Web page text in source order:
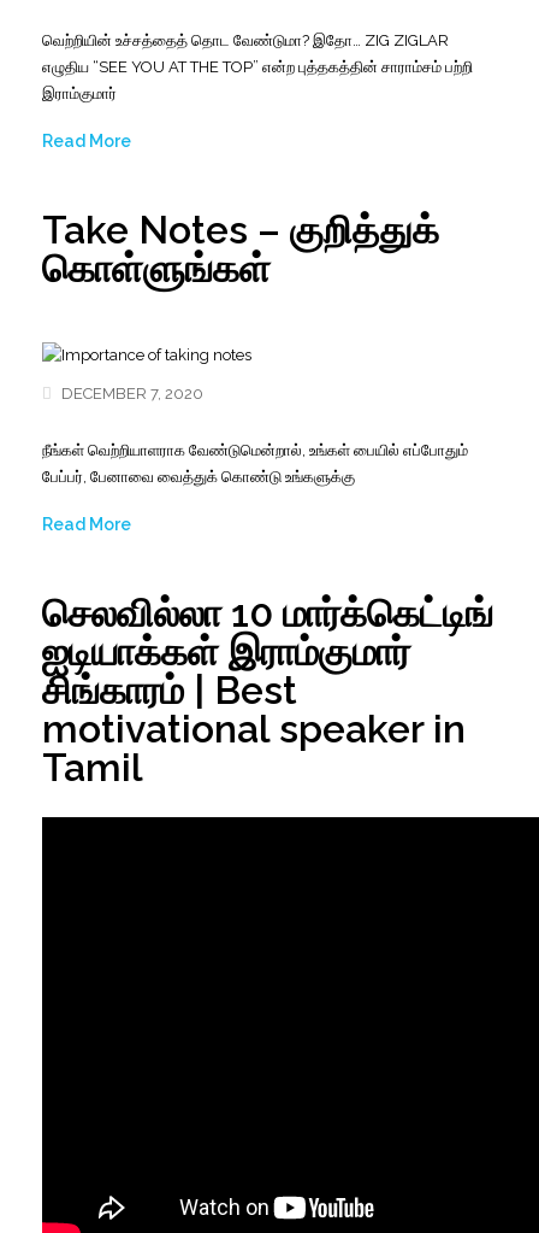
வெற்றியின் உச்சத்தைத் தொட வேண்டுமா? இதோ… ZIG ZIGLAR
எழுதிய “SEE YOU AT THE TOP” என்ற புத்தகத்தின் சாராம்சம் பற்றி
இராம்குமார்
Read More
Take Notes – குறித்துக்
கொள்ளுங்கள்
DECEMBER 7, 2020
நீங்கள் வெற்றியாளராக வேண்டுமென்றால், உங்கள் பையில் எப்போதும்
பேப்பர், பேனாவை வைத்துக் கொண்டு உங்களுக்கு
Read More
செலவில்லா 10 மார்க்கெட்டிங்
ஐடியாக்கள் இராம்குமார்
சிங்காரம் | Best
motivational speaker in
Tamil